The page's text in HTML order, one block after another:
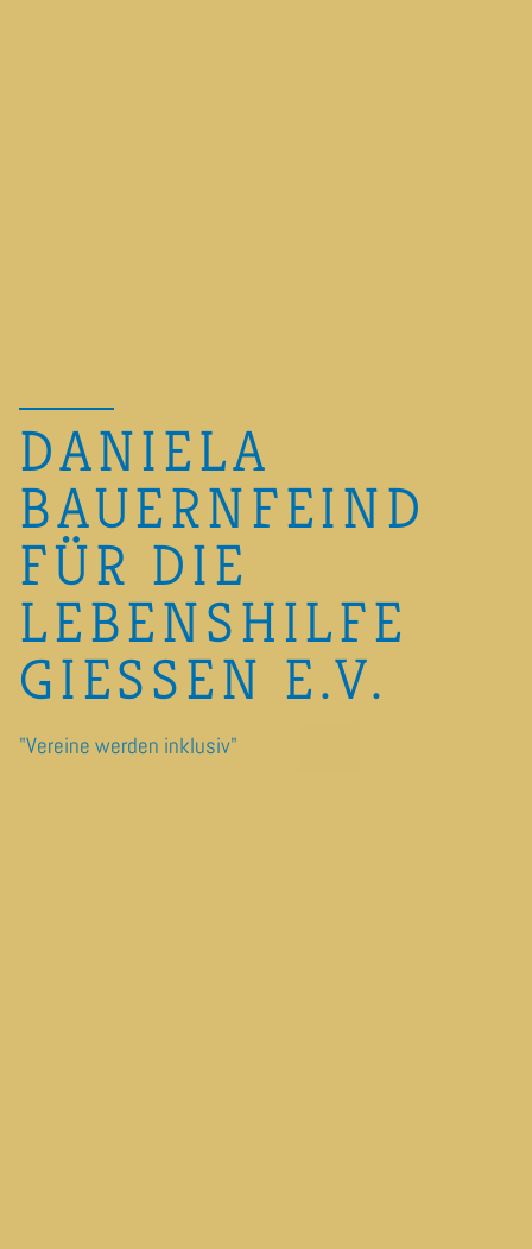
DANIELA
BAUERNFEIND
FÜR DIE
LEBENSHILFE
GIESSEN E.V.
"Vereine werden inklusiv"